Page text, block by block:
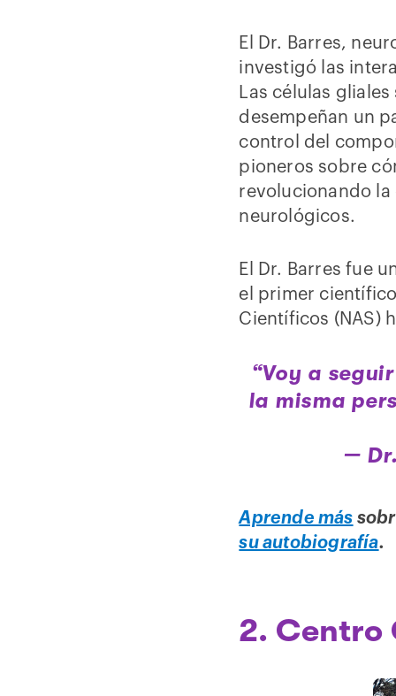
El Dr. Barres,
investigó las
Las células
desempeñan un
control del
pioneros sobre
revolucionando
neurológicos.
El Dr. Barres fue
el primer
Científicos (NAS)
“Voy a
la misma
—
Aprende más
su autobiografía.
2. Centro